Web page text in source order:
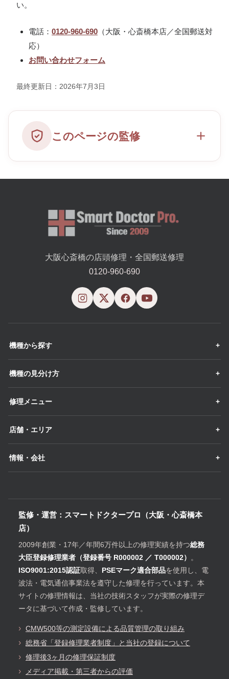
い。
電話： 0120-960-690 （大阪・心斎橋本店／全国郵送対
応）
お問い合わせフォーム
最終更新日：2026年7月3日
このページの監修
大阪心斎橋の店頭修理・全国郵送修理
0120-960-690
機種から探す
機種の見分け方
修理メニュー
店舗・エリア
情報・会社
監修・運営：スマートドクタープロ（大阪・心斎橋本
店）
2009年創業・17年／年間6万件以上の修理実績を持つ総務
大臣登録修理業者（登録番号 R000002 ／ T000002） 。
ISO9001:2015認証取得、 PSEマーク適合部品を使用し、電
波法・電気通信事業法を遵守した修理を行っています。本
サイトの修理情報は、当社の技術スタッフが実際の修理デ
ータに基づいて作成・監修しています。
CMW500等の測定設備による品質管理の取り組み
総務省「登録修理業者制度」と当社の登録について
修理後3ヶ月の修理保証制度
メディア掲載・第三者からの評価